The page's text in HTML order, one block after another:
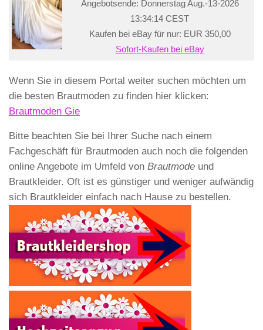
Angebotsende: Donnerstag Aug.-13-2026
13:34:14 CEST
Kaufen bei eBay für nur: EUR 350,00
Sofort-Kaufen bei eBay
Wenn Sie in diesem Portal weiter suchen möchten um
die besten Brautmoden zu finden hier klicken:
Brautmoden Gie
Bitte beachten Sie bei Ihrer Suche nach einem
Fachgeschäft für Brautmoden auch noch die folgenden
online Angebote im Umfeld von Brautmode und
Brautkleider. Oft ist es günstiger und weniger aufwändig
sich Brautkleider einfach nach Hause zu bestellen.